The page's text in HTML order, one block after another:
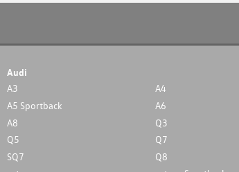
Audi
A3
A4
A5 Sportback
A6
A8
Q3
Q5
Q7
SQ7
Q8